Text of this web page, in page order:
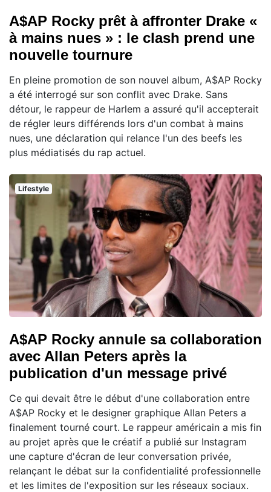
A$AP Rocky prêt à affronter Drake «
à mains nues » : le clash prend une
nouvelle tournure
En pleine promotion de son nouvel album, A$AP Rocky
a été interrogé sur son conflit avec Drake. Sans
détour, le rappeur de Harlem a assuré qu'il accepterait
de régler leurs différends lors d'un combat à mains
nues, une déclaration qui relance l'un des beefs les
plus médiatisés du rap actuel.
Lifestyle
A$AP Rocky annule sa collaboration
avec Allan Peters après la
publication d'un message privé
Ce qui devait être le début d'une collaboration entre
A$AP Rocky et le designer graphique Allan Peters a
finalement tourné court. Le rappeur américain a mis fin
au projet après que le créatif a publié sur Instagram
une capture d'écran de leur conversation privée,
relançant le débat sur la confidentialité professionnelle
et les limites de l'exposition sur les réseaux sociaux.